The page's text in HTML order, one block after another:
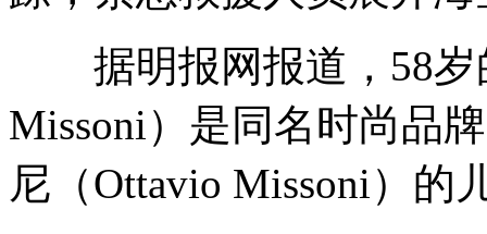
据明报网报道，58岁
Missoni）是同名时尚品
尼（Ottavio Missoni）的